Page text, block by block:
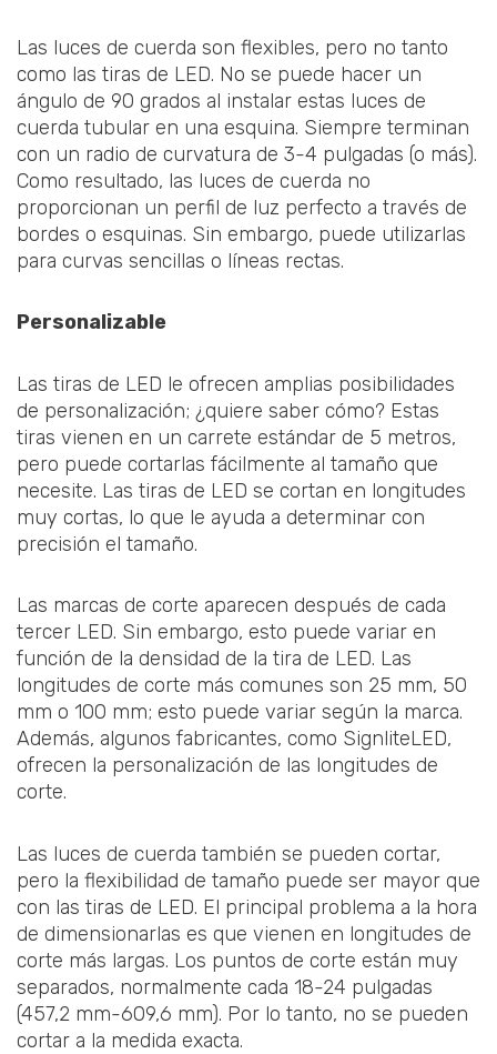
Las luces de cuerda son flexibles, pero no tanto
como las tiras de LED. No se puede hacer un
ángulo de 90 grados al instalar estas luces de
cuerda tubular en una esquina. Siempre terminan
con un radio de curvatura de 3-4 pulgadas (o más).
Como resultado, las luces de cuerda no
proporcionan un perfil de luz perfecto a través de
bordes o esquinas. Sin embargo, puede utilizarlas
para curvas sencillas o líneas rectas.
Personalizable
Las tiras de LED le ofrecen amplias posibilidades
de personalización; ¿quiere saber cómo? Estas
tiras vienen en un carrete estándar de 5 metros,
pero puede cortarlas fácilmente al tamaño que
necesite. Las tiras de LED se cortan en longitudes
muy cortas, lo que le ayuda a determinar con
precisión el tamaño.
Las marcas de corte aparecen después de cada
tercer LED. Sin embargo, esto puede variar en
función de la densidad de la tira de LED. Las
longitudes de corte más comunes son 25 mm, 50
mm o 100 mm; esto puede variar según la marca.
Además, algunos fabricantes, como SignliteLED,
ofrecen la personalización de las longitudes de
corte.
Las luces de cuerda también se pueden cortar,
pero la flexibilidad de tamaño puede ser mayor que
con las tiras de LED. El principal problema a la hora
de dimensionarlas es que vienen en longitudes de
corte más largas. Los puntos de corte están muy
separados, normalmente cada 18-24 pulgadas
(457,2 mm-609,6 mm). Por lo tanto, no se pueden
cortar a la medida exacta.